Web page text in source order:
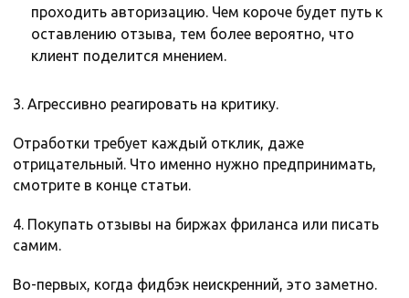
проходить авторизацию. Чем короче будет путь к
оставлению отзыва, тем более вероятно, что
клиент поделится мнением.
3. Агрессивно реагировать на критику.
Отработки требует каждый отклик, даже
отрицательный. Что именно нужно предпринимать,
смотрите в конце статьи.
4. Покупать отзывы на биржах фриланса или писать
самим.
Во-первых, когда фидбэк неискренний, это заметно.